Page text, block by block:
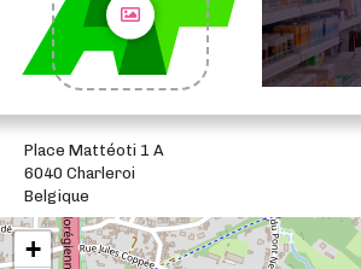
Place Mattéoti 1 A
6040 Charleroi
Belgique
+